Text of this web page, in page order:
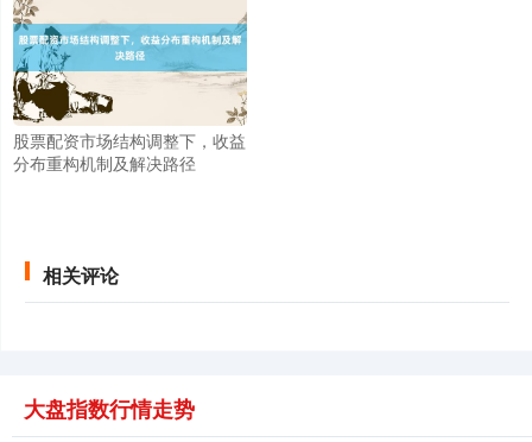
股票配资市场结构调整下，收益
分布重构机制及解决路径
相关评论
大盘指数行情走势
创业板指 3563.12
基金指数